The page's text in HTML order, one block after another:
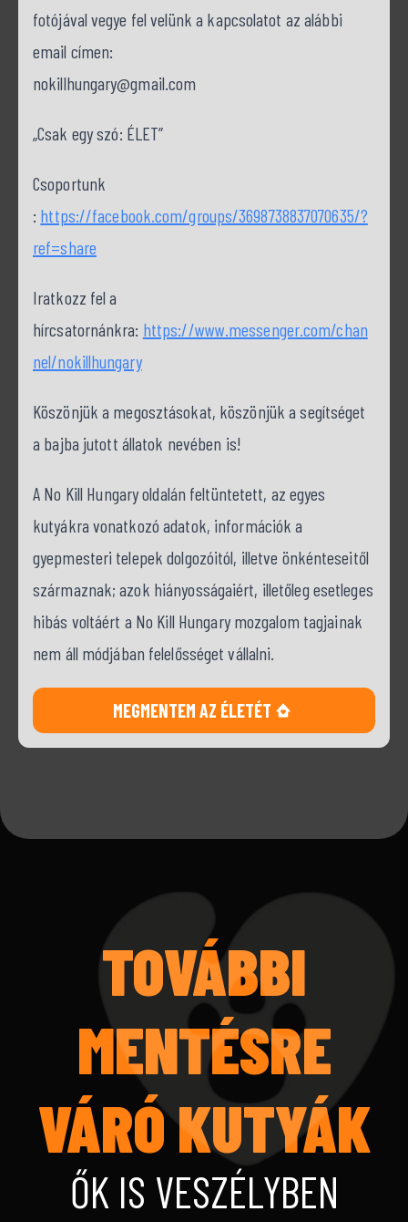
fotójával vegye fel velünk a kapcsolatot az alábbi
email címen:
nokillhungary@gmail.com
„Csak egy szó: ÉLET”
Csoportunk
: https://facebook.com/groups/3698738837070635/?
ref=share
Iratkozz fel a
hírcsatornánkra: https://www.messenger.com/chan
nel/nokillhungary
Köszönjük a megosztásokat, köszönjük a segítséget
a bajba jutott állatok nevében is!
A No Kill Hungary oldalán feltüntetett, az egyes
kutyákra vonatkozó adatok, információk a
gyepmesteri telepek dolgozóitól, illetve önkénteseitől
származnak; azok hiányosságaiért, illetőleg esetleges
hibás voltáért a No Kill Hungary mozgalom tagjainak
nem áll módjában felelősséget vállalni.
MEGMENTEM AZ ÉLETÉT
TOVÁBBI
MENTÉSRE
VÁRÓ KUTYÁK
ŐK IS VESZÉLYBEN